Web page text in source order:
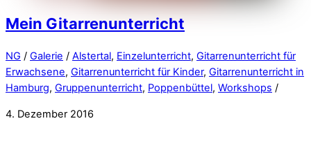
Mein Gitarrenunterricht
NG / Galerie / Alstertal, Einzelunterricht, Gitarrenunterricht für
Erwachsene, Gitarrenunterricht für Kinder, Gitarrenunterricht in
Hamburg, Gruppenunterricht, Poppenbüttel, Workshops /
4. Dezember 2016